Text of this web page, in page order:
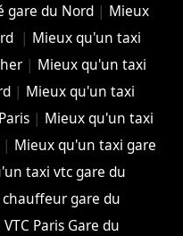
gare du Nord | Mieux
| Mieux qu'un taxi
| Mieux qu'un taxi
| Mieux qu'un taxi
| Mieux qu'un taxi
Mieux qu'un taxi gare
taxi vtc gare du
gare du
Paris Gare du